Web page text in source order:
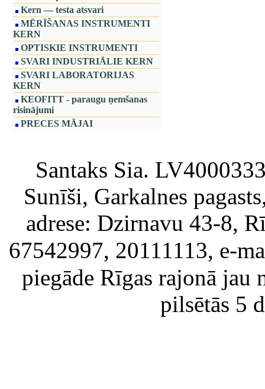
Kern — testa atsvari
MĒRĪŠANAS INSTRUMENTI
KERN
OPTISKIE INSTRUMENTI
SVARI INDUSTRIĀLIE KERN
SVARI LABORATORIJAS
KERN
KEOFITT - paraugu ņemšanas
risinājumi
PRECES MĀJAI
Santaks Sia.
Sunīši, Garkalnes
adrese: Dzirnavu 43-8,
67542997, 20111113, e-
piegāde Rīgas rajonā jau
pilsētās 5